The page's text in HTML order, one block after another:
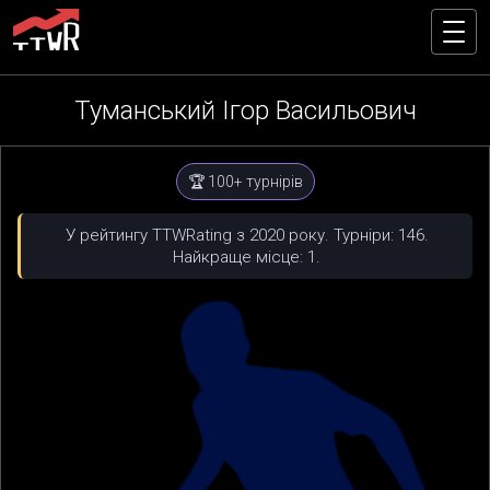
Туманський Ігор Васильович
🏆 100+ турнірів
У рейтингу TTWRating з 2020 року. Турніри: 146.
Найкраще місце: 1.